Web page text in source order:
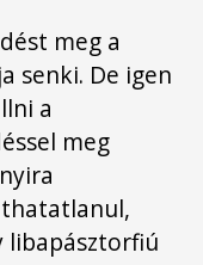
meg a
senki. De igen
a
meg
libapásztorfiú